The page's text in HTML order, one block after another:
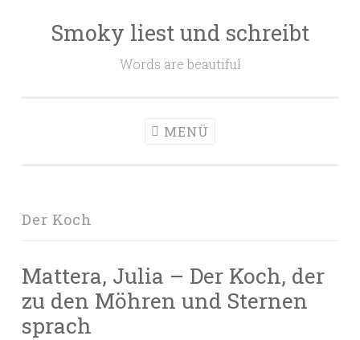
Smoky liest und schreibt
Words are beautiful
MENÜ
Der Koch
Mattera, Julia – Der Koch, der
zu den Möhren und Sternen
sprach